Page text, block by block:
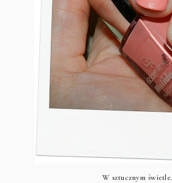
W sztucznym świetle.